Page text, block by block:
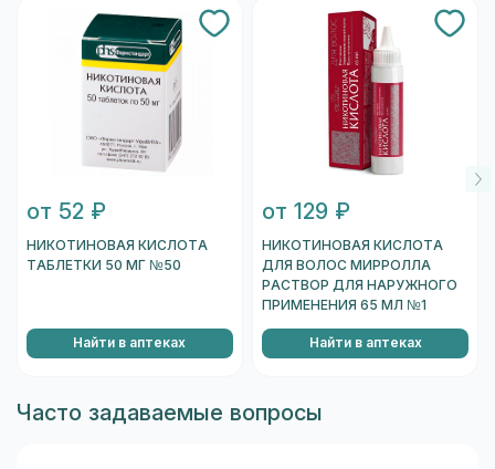
от 52 ₽
НИКОТИНОВАЯ КИСЛОТА
ТАБЛЕТКИ 50 МГ №50
Найти в аптеках
от 129 ₽
НИКОТИНОВАЯ КИСЛОТА
ДЛЯ ВОЛОС МИРРОЛЛА
РАСТВОР ДЛЯ НАРУЖНОГО
ПРИМЕНЕНИЯ 65 МЛ №1
Найти в аптеках
Часто задаваемые вопросы